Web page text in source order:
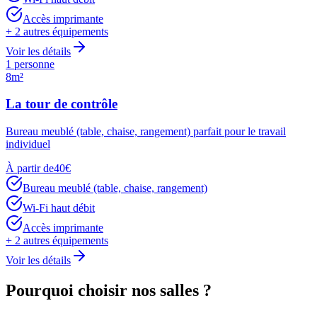
Accès imprimante
+ 2 autres équipements
Voir les détails
1 personne
8m²
La tour de contrôle
Bureau meublé (table, chaise, rangement) parfait pour le travail
individuel
À partir de40€
Bureau meublé (table, chaise, rangement)
Wi-Fi haut débit
Accès imprimante
+ 2 autres équipements
Voir les détails
Pourquoi choisir nos salles ?